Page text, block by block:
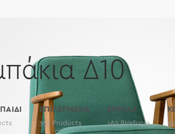
Δ10
ΕΠΙΛΕΓΜΕΝΑ
367 Products
ΕΠΙΠΛΑ
162 Products 35